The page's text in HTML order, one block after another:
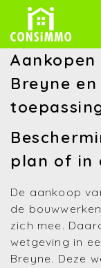
Breyne
plan of in
De aankoop
de
zich mee.
wetgeving in
Breyne. Deze